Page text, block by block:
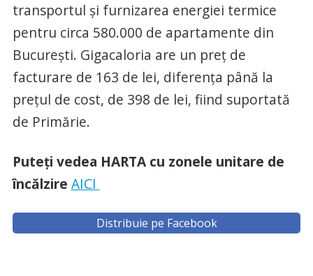
transportul şi furnizarea energiei termice
pentru circa 580.000 de apartamente din
Bucureşti. Gigacaloria are un preţ de
facturare de 163 de lei, diferenţa până la
preţul de cost, de 398 de lei, fiind suportată
de Primărie.
Puteţi vedea HARTA cu zonele unitare de
încălzire AICI
Distribuie pe Facebook